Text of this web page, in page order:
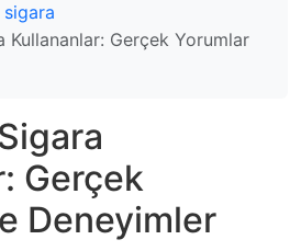
Kullananlar: Gerçek Yorumlar
Gerçek
Deneyimler